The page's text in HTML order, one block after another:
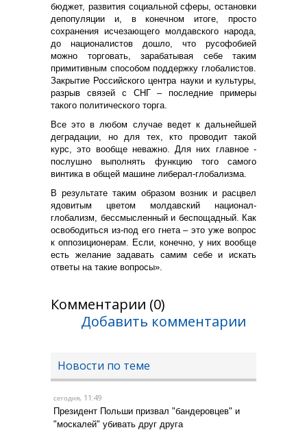
бюджет, развития социальной сферы, остановки
депопуляции и, в конечном итоге, просто
сохранения исчезающего молдавского народа,
до националистов дошло, что русофобией
можно торговать, зарабатывая себе таким
примитивным способом поддержку глобалистов.
Закрытие Российского центра науки и культуры,
разрыв связей с СНГ – последние примеры
такого политического торга.
Все это в любом случае ведет к дальнейшей
деградации, но для тех, кто проводит такой
курс, это вообще неважно. Для них главное -
послушно выполнять функцию того самого
винтика в общей машине либерал-глобализма.
В результате таким образом возник и расцвел
ядовитым цветом молдавский национал-
глобализм, бессмысленный и беспощадный. Как
освободиться из-под его гнета – это уже вопрос
к оппозиционерам. Если, конечно, у них вообще
есть желание задавать самим себе и искать
ответы на такие вопросы».
Комментарии (0)
Добавить комментарии
Новости по теме
сегодня, 11:49
Президент Польши призвал "бандеровцев" и
"москалей" убивать друг друга